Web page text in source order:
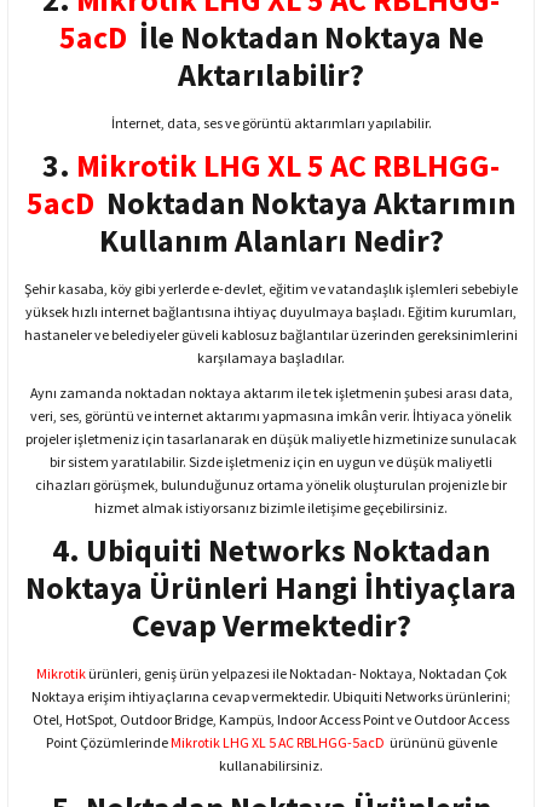
5acD İle Noktadan Noktaya Ne
Aktarılabilir?
İnternet, data, ses ve görüntü aktarımları yapılabilir.
3. Mikrotik LHG XL 5 AC RBLHGG-
5acD Noktadan Noktaya Aktarımın
Kullanım Alanları Nedir?
Şehir kasaba, köy gibi yerlerde e-devlet, eğitim ve vatandaşlık işlemleri sebebiyle
yüksek hızlı internet bağlantısına ihtiyaç duyulmaya başladı. Eğitim kurumları,
hastaneler ve belediyeler güveli kablosuz bağlantılar üzerinden gereksinimlerini
karşılamaya başladılar.
Aynı zamanda noktadan noktaya aktarım ile tek işletmenin şubesi arası data,
veri, ses, görüntü ve internet aktarımı yapmasına imkân verir. İhtiyaca yönelik
projeler işletmeniz için tasarlanarak en düşük maliyetle hizmetinize sunulacak
bir sistem yaratılabilir. Sizde işletmeniz için en uygun ve düşük maliyetli
cihazları görüşmek, bulunduğunuz ortama yönelik oluşturulan projenizle bir
hizmet almak istiyorsanız bizimle iletişime geçebilirsiniz.
4. Ubiquiti Networks Noktadan
Noktaya Ürünleri Hangi İhtiyaçlara
Cevap Vermektedir?
Mikrotikürünleri, geniş ürün yelpazesi ile Noktadan- Noktaya, Noktadan Çok
Noktaya erişim ihtiyaçlarına cevap vermektedir. Ubiquiti Networks ürünlerini;
Otel, HotSpot, Outdoor Bridge, Kampüs, Indoor Access Point ve Outdoor Access
Point ÇözümlerindeMikrotik LHG XL 5 AC RBLHGG-5acD ürününü güvenle
kullanabilirsiniz.